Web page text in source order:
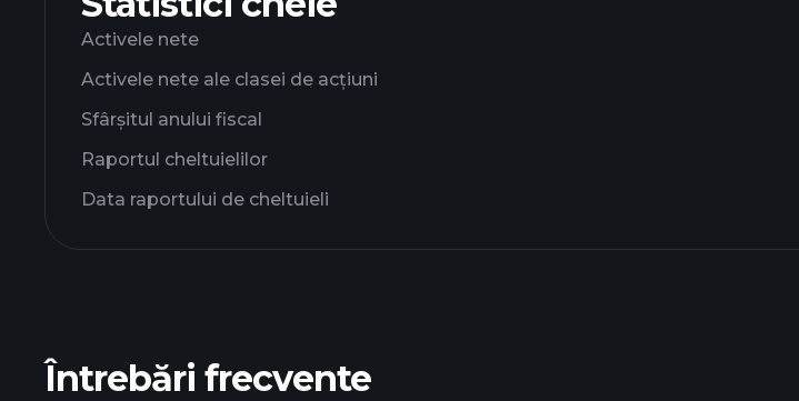
Activele nete
Activele nete ale clasei de acțiuni
Sfârșitul anului fiscal
Raportul cheltuielilor
Data raportului de cheltuieli
Întrebări frecvente